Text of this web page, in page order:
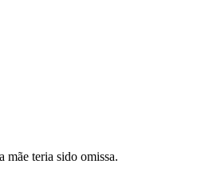
teria sido omissa.